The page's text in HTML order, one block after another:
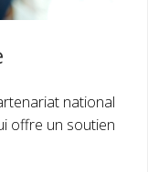
national
offre un soutien